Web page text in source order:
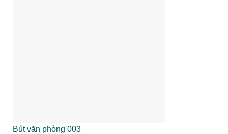
Bút văn phòng 003